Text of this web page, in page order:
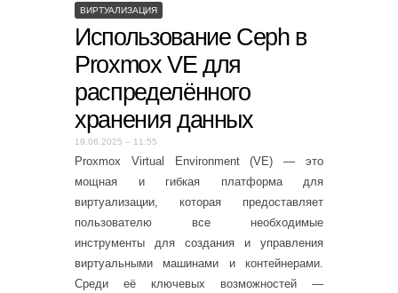
ВИРТУАЛИЗАЦИЯ
Использование Ceph в
Proxmox VE для
распределённого
хранения данных
19.06.2025 – 11:55
Proxmox Virtual Environment (VE) — это
мощная и гибкая платформа для
виртуализации, которая предоставляет
пользователю все необходимые
инструменты для создания и управления
виртуальными машинами и контейнерами.
Среди её ключевых возможностей —